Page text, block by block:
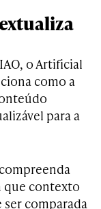
o Artificial
como a
para a
que contexto
ser comparada